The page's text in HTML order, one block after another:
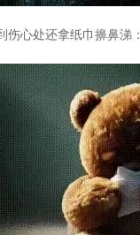
心处还拿纸巾擤鼻涕：